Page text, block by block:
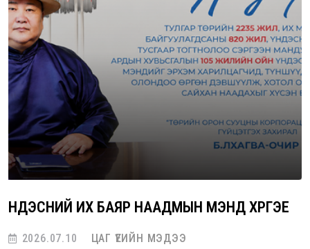
ҮНДЭСНИЙ ИХ БАЯР НААДМЫН МЭНД ХҮРГЭЕ
2026.07.10 ЦАГ ҮЕИЙН МЭДЭЭ